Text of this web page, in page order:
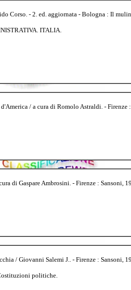
Corso. - 2. ed. aggiornata - Bologna : Il
ITALIA.
/ a cura di Romolo Astraldi. -
di Gaspare Ambrosini. - Firenze :
/ Giovanni Salemi J.. - Firenze : Sansoni,
politiche.